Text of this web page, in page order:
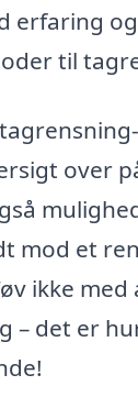
erfaring
til
over
mod et
ikke med
– det er